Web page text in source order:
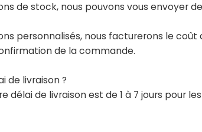
de stock, nous pouvons vous envoyer
personnalisés, nous facturerons le
de la commande.
de livraison ?
délai de livraison est de 1 à 7 jours pour